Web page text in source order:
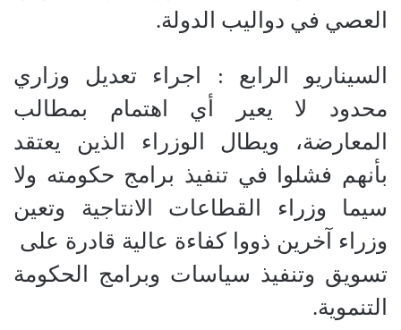
العصي في دواليب الدولة.
السيناريو الرابع : اجراء تعديل وزاري
محدود لا يعير أي اهتمام بمطالب
المعارضة، ويطال الوزراء الذين يعتقد
بأنهم فشلوا في تنفيذ برامج حكومته ولا
سيما وزراء القطاعات الانتاجية وتعين
وزراء آخرين ذووا كفاءة عالية قادرة على
تسويق وتنفيذ سياسات وبرامج الحكومة
التنموية.